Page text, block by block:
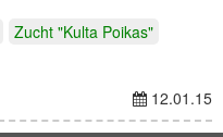
Zucht "Kulta Poikas"
12.01.15